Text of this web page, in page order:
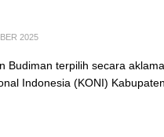
2025
Budiman terpilih secara
Indonesia (KONI) Kabupaten